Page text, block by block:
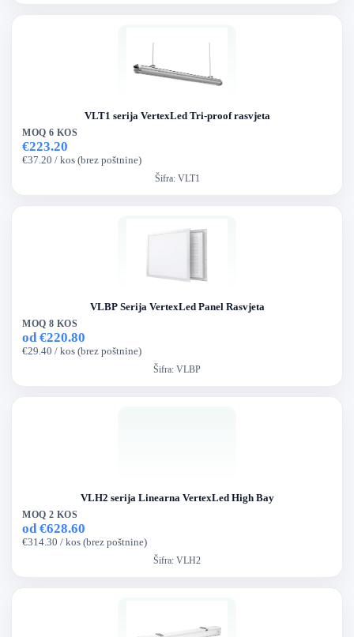
VLT1 serija VertexLed Tri-proof rasvjeta
MOQ 6 KOS
€223.20
€37.20 / kos (brez poštnine)
Šifra: VLT1
VLBP Serija VertexLed Panel Rasvjeta
MOQ 8 KOS
od €220.80
€29.40 / kos (brez poštnine)
Šifra: VLBP
VLH2 serija Linearna VertexLed High Bay
MOQ 2 KOS
od €628.60
€314.30 / kos (brez poštnine)
Šifra: VLH2